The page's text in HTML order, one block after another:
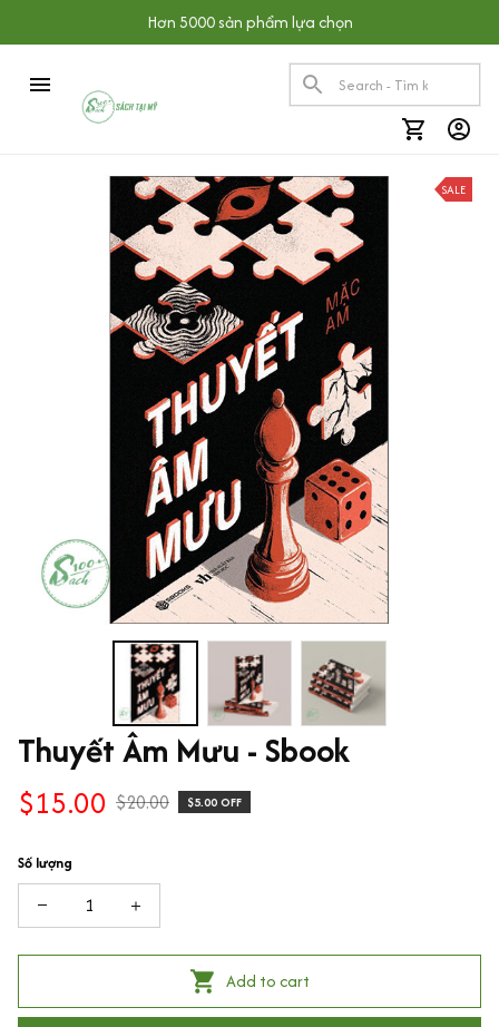
Hơn 5000 sản phẩm lựa chọn
SALE
Thuyết Âm Mưu - Sbook
$15.00 $20.00 $5.00 OFF
Số lượng
Add to cart